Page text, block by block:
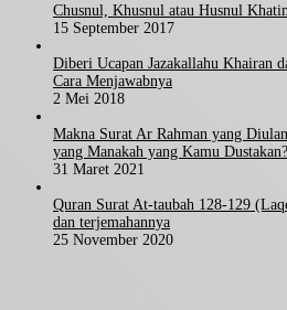
Chusnul, Khusnul atau Husnul
15 September 2017
Diberi Ucapan Jazakallahu Khairan
Cara Menjawabnya
2 Mei 2018
Makna Surat Ar Rahman yang
yang Manakah yang Kamu
31 Maret 2021
Quran Surat At-taubah 128-129
dan terjemahannya
25 November 2020